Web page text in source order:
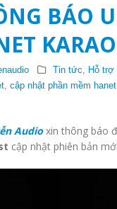
BÁO
Tin tức
Hỗ trợ
, cập nhật phần mềm hanet,
Audioxin thông báo
cập nhật phiên bản